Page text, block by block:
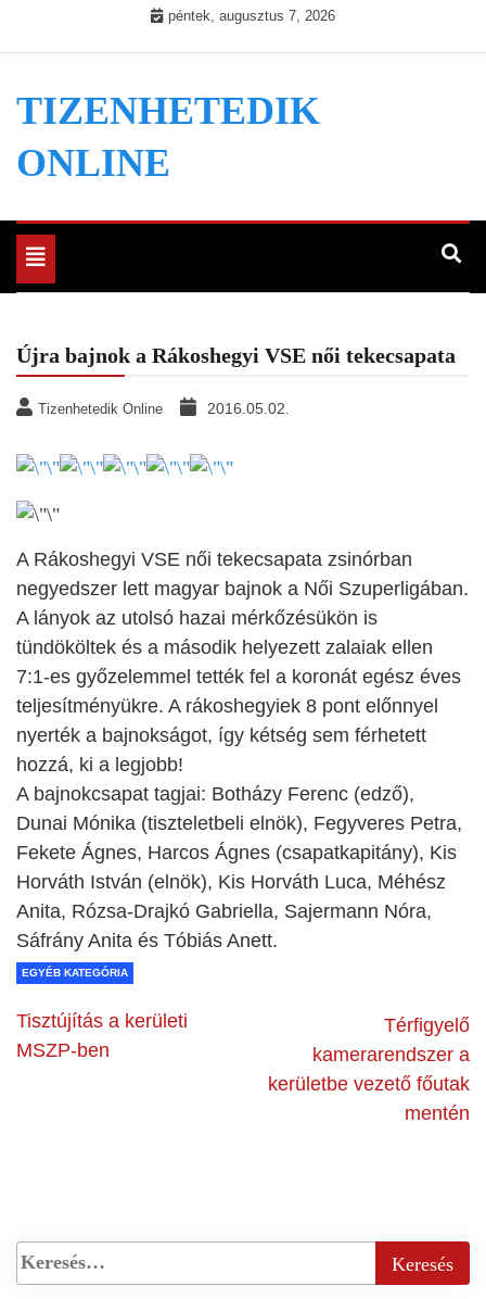
péntek, augusztus 7, 2026
TIZENHETEDIK
ONLINE
Toggle
navigation
Újra bajnok a Rákoshegyi VSE női tekecsapata
Tizenhetedik Online 2016.05.02.
A Rákoshegyi VSE női tekecsapata zsinórban
negyedszer lett magyar bajnok a Női Szuperligában.
A lányok az utolsó hazai mérkőzésükön is
tündököltek és a második helyezett zalaiak ellen
7:1-es győzelemmel tették fel a koronát egész éves
teljesítményükre. A rákoshegyiek 8 pont előnnyel
nyerték a bajnokságot, így kétség sem férhetett
hozzá, ki a legjobb!
A bajnokcsapat tagjai: Botházy Ferenc (edző),
Dunai Mónika (tiszteletbeli elnök), Fegyveres Petra,
Fekete Ágnes, Harcos Ágnes (csapatkapitány), Kis
Horváth István (elnök), Kis Horváth Luca, Méhész
Anita, Rózsa-Drajkó Gabriella, Sajermann Nóra,
Sáfrány Anita és Tóbiás Anett.
EGYÉB KATEGÓRIA
Tisztújítás a kerületi
MSZP-ben
Térfigyelő
kamerarendszer a
kerületbe vezető főutak
mentén